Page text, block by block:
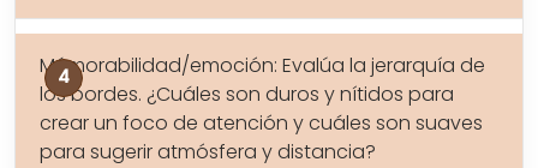
Mémorabilidad/emoción: Evalúa la jerarquía de
los bordes. ¿Cuáles son duros y nítidos para
crear un foco de atención y cuáles son suaves
para sugerir atmósfera y distancia?